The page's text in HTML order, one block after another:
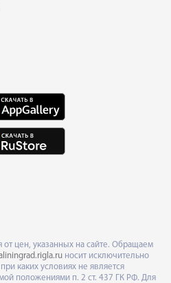
от цен, указанных на сайте. Обращаем
носит исключительно
каких условиях не является
положениями п. 2 ст. 437 ГК РФ. Для